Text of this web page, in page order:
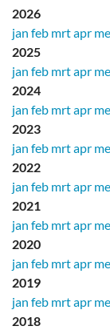
2026
jan feb mrtapr
2025
jan feb mrtapr
2024
jan feb mrtapr
2023
jan feb mrtapr
2022
jan feb mrtapr
2021
jan feb mrtapr
2020
jan feb mrtapr
2019
jan feb mrtapr
2018